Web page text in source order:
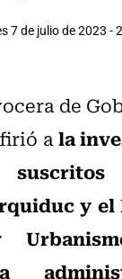
7 de julio de 2023 -
de
ala
y